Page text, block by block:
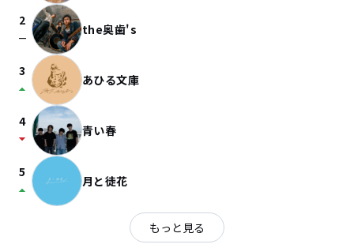
2
check_indeterminate_small the奥歯's
3
arrow_drop_up あひる文庫
4
arrow_drop_down 青い春
5
arrow_drop_up 月と徒花
もっと見る